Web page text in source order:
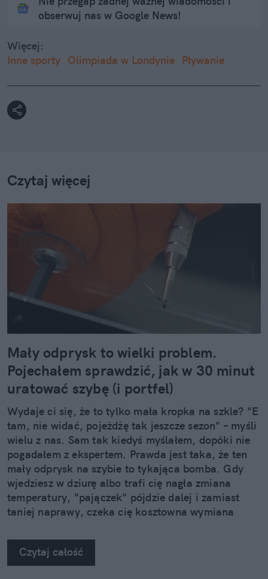
obserwuj nas w Google News!
Więcej:
Inne sporty Olimpiada w Londynie Pływanie
Czytaj więcej
Mały odprysk to wielki problem.
Pojechałem sprawdzić, jak w 30 minut
uratować szybę (i portfel)
Wydaje ci się, że to tylko mała kropka na szkle? "E
tam, nie widać, pojeżdżę tak jeszcze sezon" – myśli
wielu z nas. Sam tak kiedyś myślałem, dopóki nie
pogadałem z ekspertem. Prawda jest taka, że ten
mały odprysk na szybie to tykająca bomba. Gdy
wjedziesz w dziurę albo trafi cię nagła zmiana
temperatury, "pajączek" pójdzie dalej i zamiast
taniej naprawy, czeka cię kosztowna wymiana
na własne oczy zobaczyć, jak profesjonaliści radzą
sobie z takimi uszkodzeniami.
Czytaj całość